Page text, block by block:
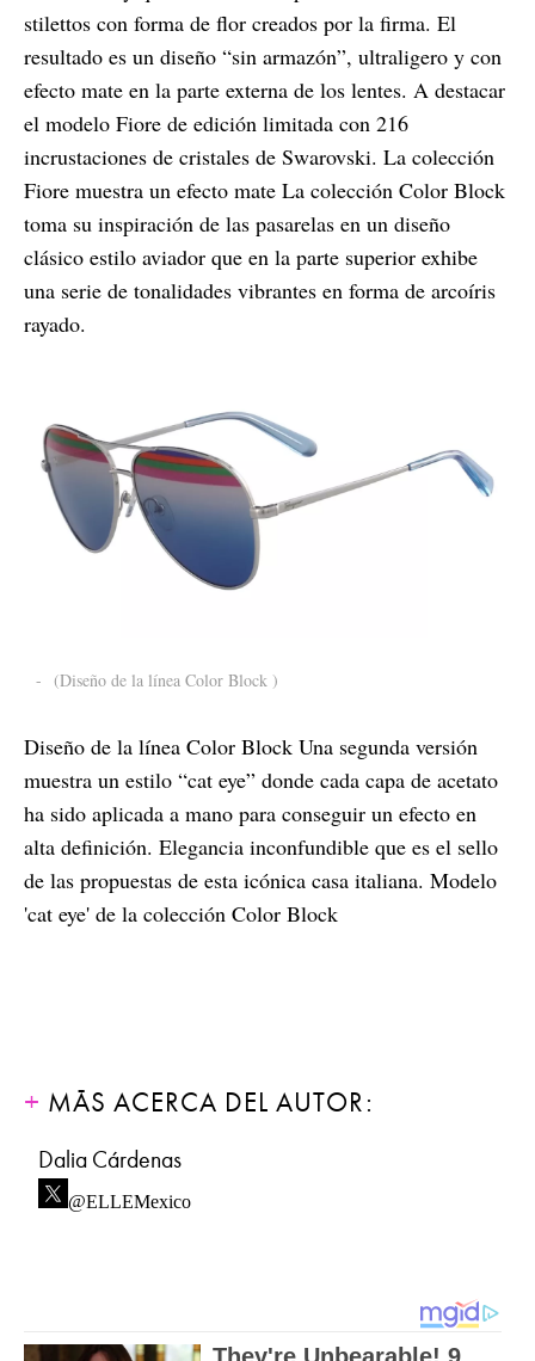
stilettos con forma de flor creados por la firma. El
resultado es un diseño “sin armazón”, ultraligero y con
efecto mate en la parte externa de los lentes. A destacar
el modelo Fiore de edición limitada con 216
incrustaciones de cristales de Swarovski. La colección
Fiore muestra un efecto mate La colección Color Block
toma su inspiración de las pasarelas en un diseño
clásico estilo aviador que en la parte superior exhibe
una serie de tonalidades vibrantes en forma de arcoíris
rayado.
- (Diseño de la línea Color Block )
Diseño de la línea Color Block Una segunda versión
muestra un estilo “cat eye” donde cada capa de acetato
ha sido aplicada a mano para conseguir un efecto en
alta definición. Elegancia inconfundible que es el sello
de las propuestas de esta icónica casa italiana. Modelo
'cat eye' de la colección Color Block
MÁS ACERCA DEL AUTOR:
Dalia Cárdenas
@ELLEMexico